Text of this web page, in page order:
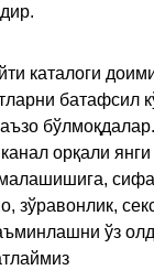
каталоги
батафсил
орқали
зўравонлик,
ўз